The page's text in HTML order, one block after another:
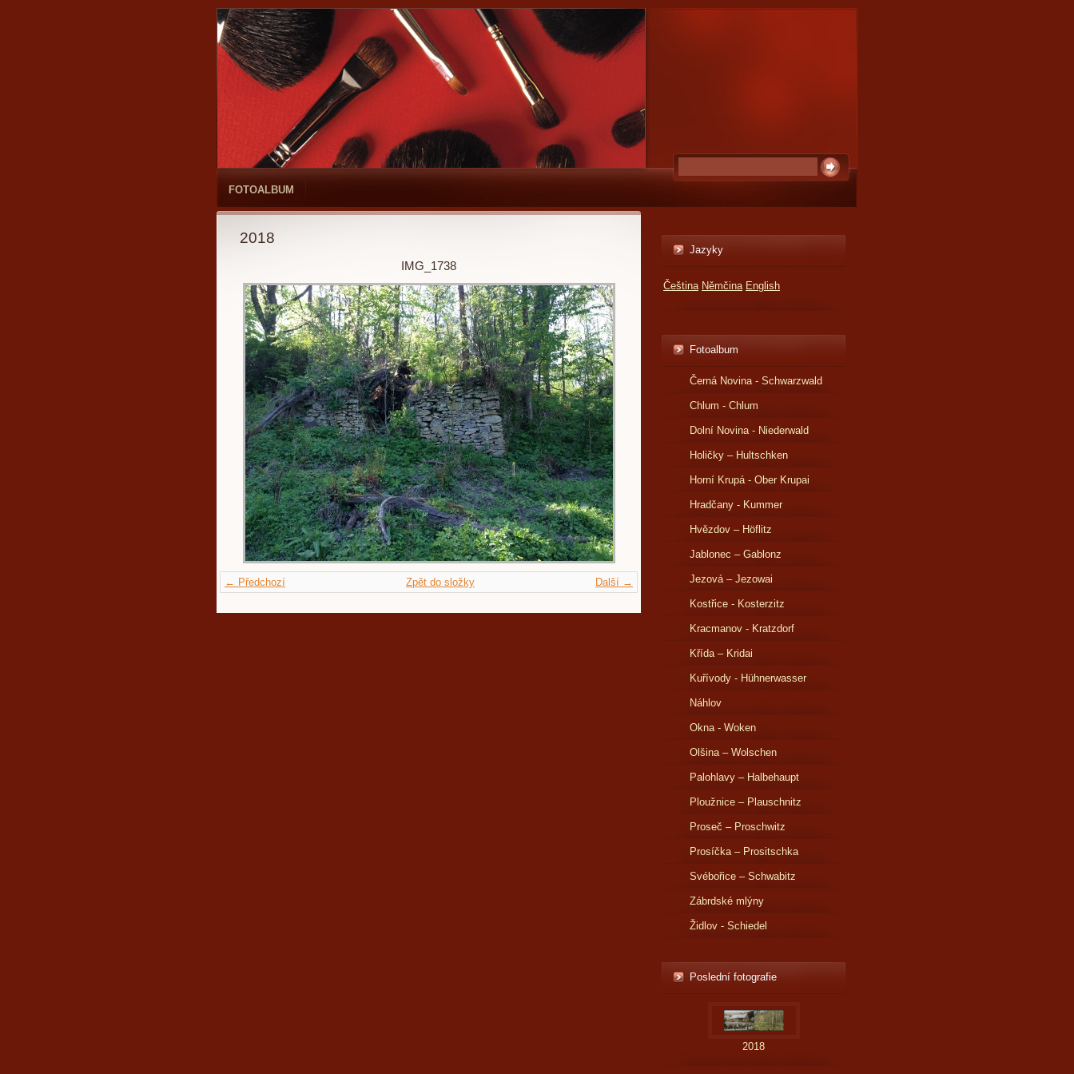
FOTOALBUM
2018
IMG_1738
← Předchozí Další →
Zpět do složky
Jazyky
Čeština Němčina English
Fotoalbum
Černá Novina - Schwarzwald
Chlum - Chlum
Dolní Novina - Niederwald
Holičky – Hultschken
Horní Krupá - Ober Krupai
Hradčany - Kummer
Hvězdov – Höflitz
Jablonec – Gablonz
Jezová – Jezowai
Kostřice - Kosterzitz
Kracmanov - Kratzdorf
Křída – Kridai
Kuřívody - Hühnerwasser
Náhlov
Okna - Woken
Olšina – Wolschen
Palohlavy – Halbehaupt
Ploužnice – Plauschnitz
Proseč – Proschwitz
Prosíčka – Prositschka
Svébořice – Schwabitz
Zábrdské mlýny
Židlov - Schiedel
Poslední fotografie
2018